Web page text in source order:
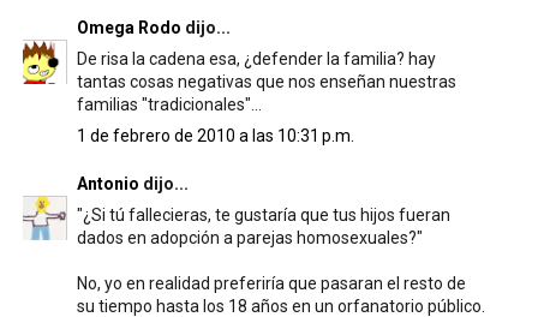
Omega Rodo dijo...
De risa la cadena esa, ¿defender la familia? hay
tantas cosas negativas que nos enseñan nuestras
familias "tradicionales"...
1 de febrero de 2010 a las 10:31 p.m.
Antonio dijo...
"¿Si tú fallecieras, te gustaría que tus hijos fueran
dados en adopción a parejas homosexuales?"
No, yo en realidad preferiría que pasaran el resto de
su tiempo hasta los 18 años en un orfanatorio público.